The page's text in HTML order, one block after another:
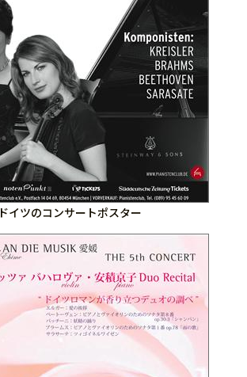
ドイツのコンサートポスター